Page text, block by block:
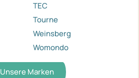
TEC
Tourne
Weinsberg
Womondo
Unsere Marken